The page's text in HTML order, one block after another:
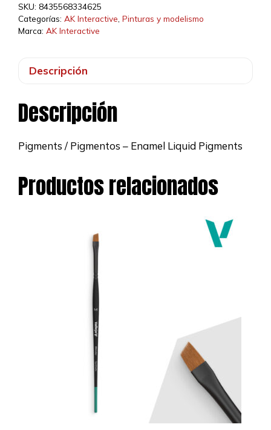
-
SKU: 8435568334625
Categorías: AK Interactive Pinturas y modelismo
Marca: AK Interactive
Descripción
Descripción
Pigments / Pigmentos – Enamel Liquid Pigments
Productos relacionados